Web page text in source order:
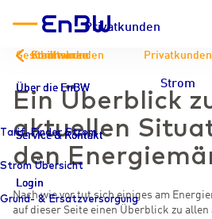
Privatkunden
Privatkunden
Strom
Tarif-Finder Strom
Strom Übersicht
Grund- & Ersatzversorgung
Geschäftskunden
Über die EnBW
Service & Kontakt
Login
Stadtwerke
Über die EnBW
Service & Kontakt
Login
Kommunen
Über die EnBW
Service & Kontakt
Login
Ein Überblick
aktuellen
den
Nach wie vor tut sich einiges am
auf dieser Seite einen Überblick zu